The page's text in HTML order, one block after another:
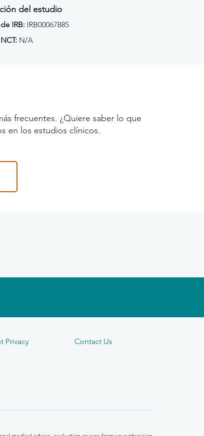
del estudio
IRB: IRB00067885
N/A
frecuentes. ¿Quiere saber lo que
en los estudios clínicos.
Privacy Contact Us